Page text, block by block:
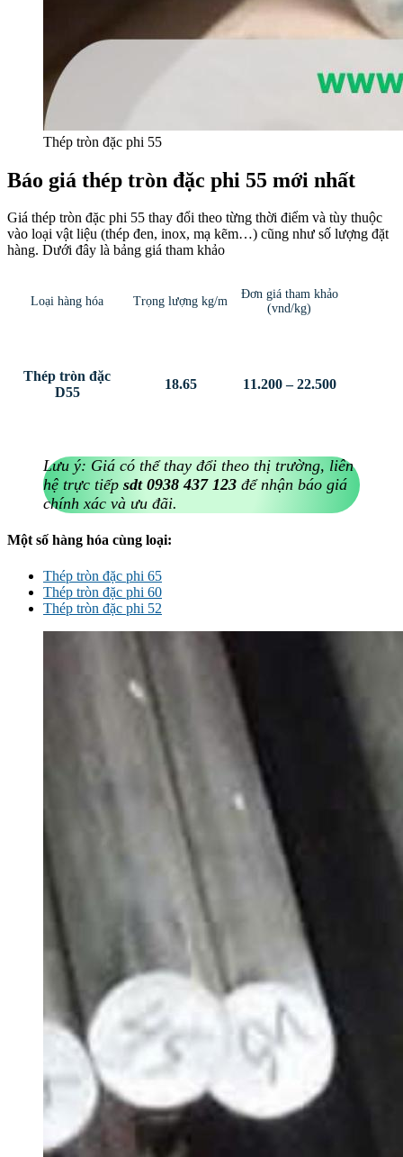
Thép tròn đặc phi 55
Báo giá thép tròn đặc phi 55 mới nhất
Giá thép tròn đặc phi 55 thay đổi theo từng thời điểm và tùy thuộc
vào loại vật liệu (thép đen, inox, mạ kẽm…) cũng như số lượng đặt
hàng. Dưới đây là bảng giá tham khảo
Loại hàng hóa Trọng lượng kg/m
Đơn giá tham khảo
(vnd/kg)
Thép tròn đặc
D55
18.65 11.200 – 22.500
Lưu ý: Giá có thể thay đổi theo thị trường, liên
hệ trực tiếp sdt 0938 437 123 để nhận báo giá
chính xác và ưu đãi.
Một số hàng hóa cùng loại:
Thép tròn đặc phi 65
Thép tròn đặc phi 60
Thép tròn đặc phi 52